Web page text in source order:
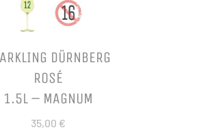
DÜRNBERG
ROSÉ
1.5L – MAGNUM
35,00 €